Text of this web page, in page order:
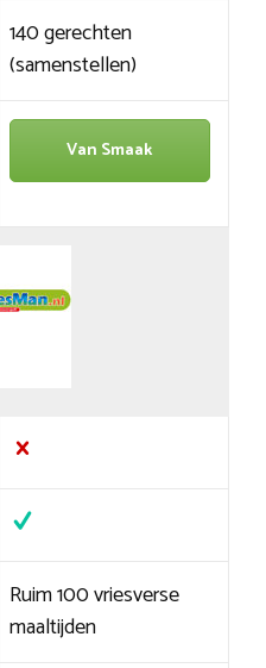
140 gerechten
(samenstellen)
Van Smaak
Ruim 100 vriesverse
maaltijden